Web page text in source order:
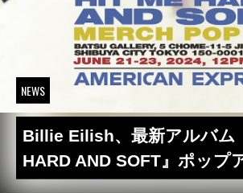
NEWS
Billie Eilish、最新アルバム
HARD AND SOFT』ポップ